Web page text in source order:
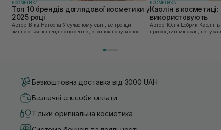
КОСМЕТИКА
Топ 10 брендів доглядової косметики у
2025 році
Автор: Віка Нагорна У сучасному світі, де тренди
змінюються зі швидкістю світла, а ринок популярної
КОСМЕТИКА
Каолін в
використовують
Автор: Юлія Цебрик Каолін в косметології – це
природний мінерал,
Безкоштовна доставка від 3000 UAH
Безпечні способи оплати
Тільки оригінальна косметика